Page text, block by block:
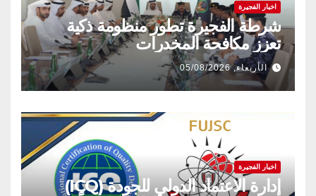
اخبار الفجيرة
شرطة الفجيرة تطور منظومة ذكية
تعزز مكافحة المخدرات
الأربعاء, 05/08/2026
اخبار الفجيرة
إدارة الاعتماد الدولي للجودة (ICQ)